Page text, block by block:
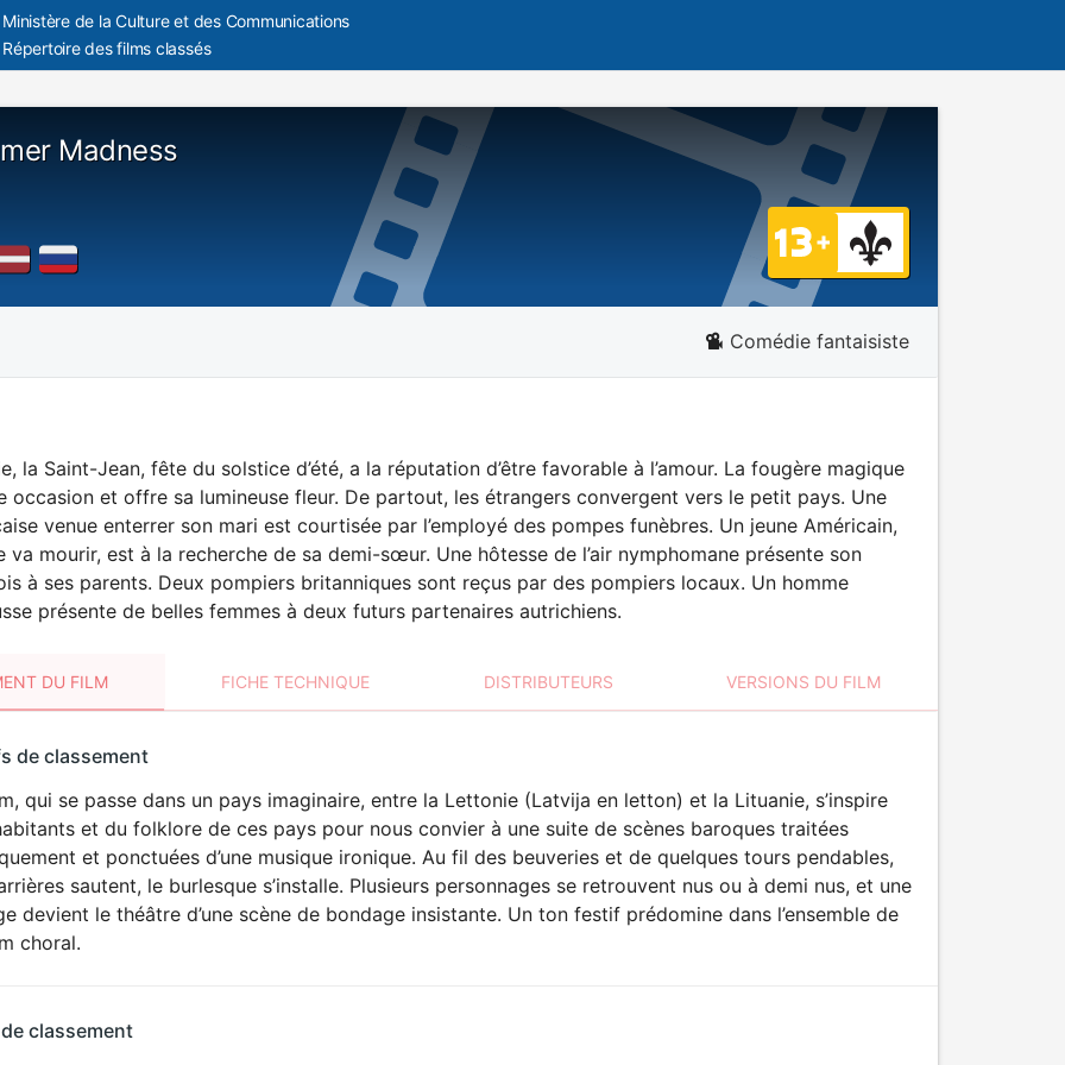
Ministère de la Culture et des Communications
Répertoire des films classés
Madness
Comédie fantaisiste
la Saint-Jean, fête du solstice d’été, a la réputation d’être favorable à l’amour. La fougère magique
occasion et offre sa lumineuse fleur. De partout, les étrangers convergent vers le petit pays. Une
venue enterrer son mari est courtisée par l’employé des pompes funèbres. Un jeune Américain,
va mourir, est à la recherche de sa demi-sœur. Une hôtesse de l’air nymphomane présente son
à ses parents. Deux pompiers britanniques sont reçus par des pompiers locaux. Un homme
présente de belles femmes à deux futurs partenaires autrichiens.
DU FILM FICHE TECHNIQUE DISTRIBUTEURS VERSIONS DU FILM
de classement
qui se passe dans un pays imaginaire, entre la Lettonie (Latvija en letton) et la Lituanie, s’inspire
et du folklore de ces pays pour nous convier à une suite de scènes baroques traitées
et ponctuées d’une musique ironique. Au fil des beuveries et de quelques tours pendables,
sautent, le burlesque s’installe. Plusieurs personnages se retrouvent nus ou à demi nus, et une
devient le théâtre d’une scène de bondage insistante. Un ton festif prédomine dans l’ensemble de
choral.
classement